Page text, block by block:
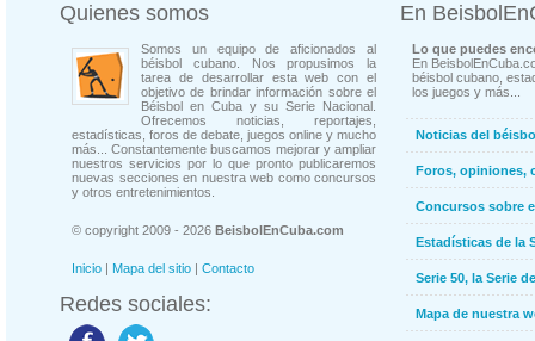
Quienes somos
Somos un equipo de aficionados al
béisbol cubano. Nos propusimos la
tarea de desarrollar esta web con el
objetivo de brindar información sobre el
Béisbol en Cuba y su Serie Nacional.
Ofrecemos noticias, reportajes,
estadísticas, foros de debate, juegos online y mucho
más... Constantemente buscamos mejorar y ampliar
nuestros servicios por lo que pronto publicaremos
nuevas secciones en nuestra web como concursos
y otros entretenimientos.
© copyright 2009 - 2026 BeisbolEnCuba.com
Inicio | Mapa del sitio | Contacto
Redes sociales:
En
Lo que puedes
En
béisbol cubano,
los juegos y más...
Noticias del
Foros, opiniones,
Concursos sobre
Estadísticas de la
Serie 50, la Serie
Mapa de nuestra